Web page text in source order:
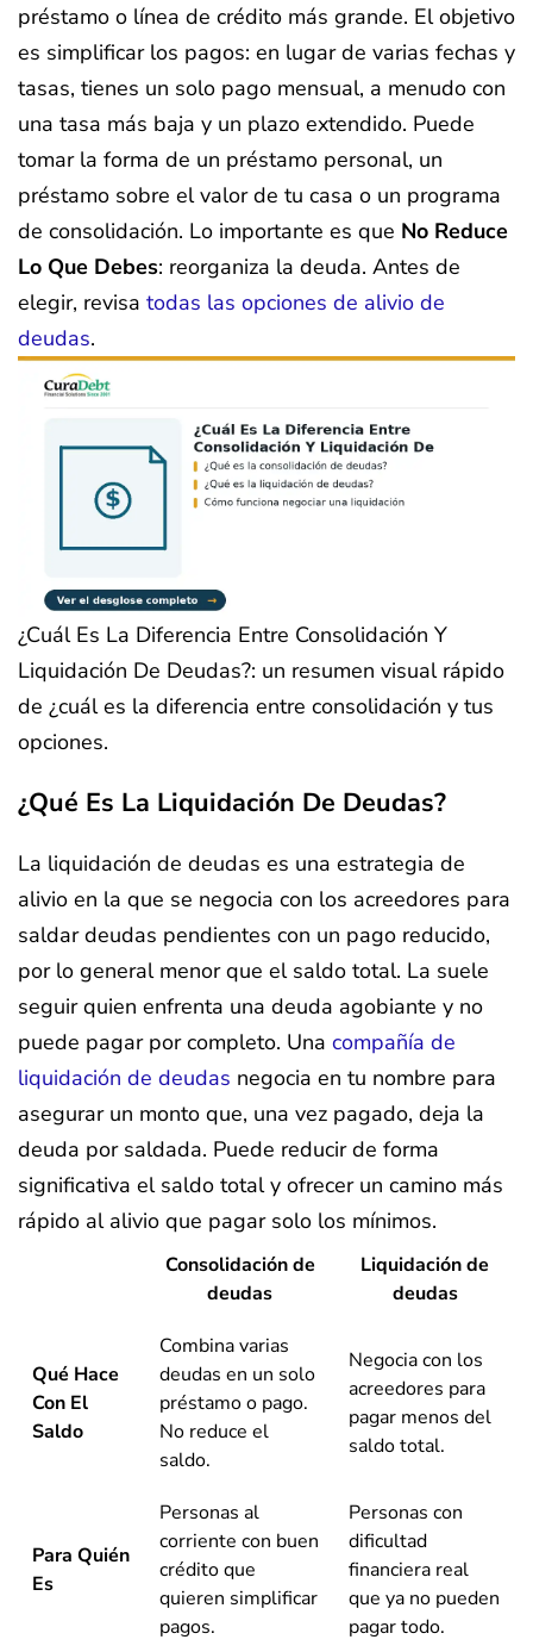
préstamo o línea de crédito más grande. El objetivo
es simplificar los pagos: en lugar de varias fechas y
tasas, tienes un solo pago mensual, a menudo con
una tasa más baja y un plazo extendido. Puede
tomar la forma de un préstamo personal, un
préstamo sobre el valor de tu casa o un programa
de consolidación. Lo importante es que No Reduce
Lo Que Debes: reorganiza la deuda. Antes de
elegir, revisa todas las opciones de alivio de
deudas.
¿Cuál Es La Diferencia Entre Consolidación Y
Liquidación De Deudas?: un resumen visual rápido
de ¿cuál es la diferencia entre consolidación y tus
opciones.
¿Qué Es La Liquidación De Deudas?
La liquidación de deudas es una estrategia de
alivio en la que se negocia con los acreedores para
saldar deudas pendientes con un pago reducido,
por lo general menor que el saldo total. La suele
seguir quien enfrenta una deuda agobiante y no
puede pagar por completo. Una compañía de
liquidación de deudas negocia en tu nombre para
asegurar un monto que, una vez pagado, deja la
deuda por saldada. Puede reducir de forma
significativa el saldo total y ofrecer un camino más
rápido al alivio que pagar solo los mínimos.
Consolidación de
deudas
Liquidación de
deudas
Qué Hace
Con El
Saldo
Combina varias
deudas en un solo
préstamo o pago.
No reduce el
saldo.
Negocia con los
acreedores para
pagar menos del
saldo total.
Para Quién
Es
Personas al
corriente con buen
crédito que
quieren simplificar
pagos.
Personas con
dificultad
financiera real
que ya no pueden
pagar todo.